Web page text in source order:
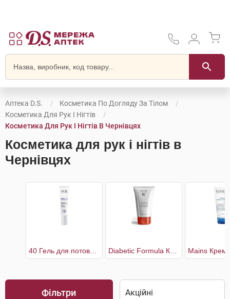
Аптека D.S.
Косметика По Догляду За Тілом
Косметика Для Рук І Нігтів
Косметика Для Рук І Нігтів В Чернівцях
Косметика для рук і нігтів в
Чернівцях
Фільтри